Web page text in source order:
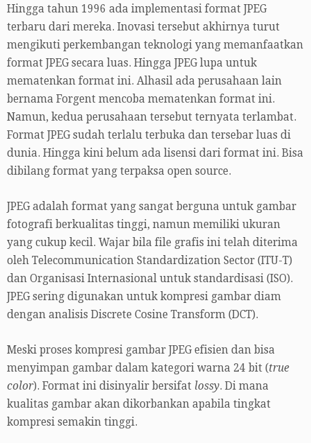
Hingga tahun 1996 ada implementasi format JPEG
terbaru dari mereka. Inovasi tersebut akhirnya turut
mengikuti perkembangan teknologi yang memanfaatkan
format JPEG secara luas. Hingga JPEG lupa untuk
mematenkan format ini. Alhasil ada perusahaan lain
bernama Forgent mencoba mematenkan format ini.
Namun, kedua perusahaan tersebut ternyata terlambat.
Format JPEG sudah terlalu terbuka dan tersebar luas di
dunia. Hingga kini belum ada lisensi dari format ini. Bisa
dibilang format yang terpaksa open source.
JPEG adalah format yang sangat berguna untuk gambar
fotografi berkualitas tinggi, namun memiliki ukuran
yang cukup kecil. Wajar bila file grafis ini telah diterima
oleh Telecommunication Standardization Sector (ITU-T)
dan Organisasi Internasional untuk standardisasi (ISO).
JPEG sering digunakan untuk kompresi gambar diam
dengan analisis Discrete Cosine Transform (DCT).
Meski proses kompresi gambar JPEG efisien dan bisa
menyimpan gambar dalam kategori warna 24 bit (true
color). Format ini disinyalir bersifat lossy. Di mana
kualitas gambar akan dikorbankan apabila tingkat
kompresi semakin tinggi.